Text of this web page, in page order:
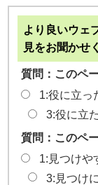
より良いウェ
見をお聞かせ
質問：このペ
1:役に立っ
3:役に立
質問：このペ
1:見つけや
3:見つけ